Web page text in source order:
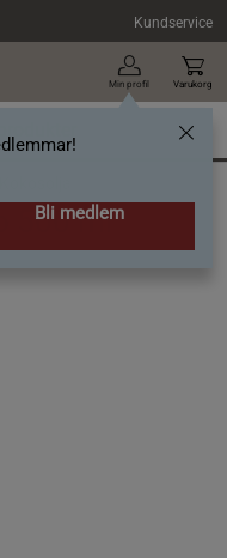
Kundservice
Min profil
Bli medlem
Varukorg
500 ml